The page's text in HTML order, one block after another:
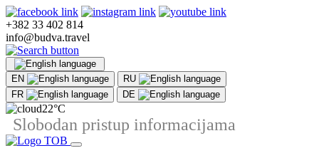
+382 33 402 814
info@budva.travel
EN
RU
FR
DE
22°C
Slobodan pristup informacijama